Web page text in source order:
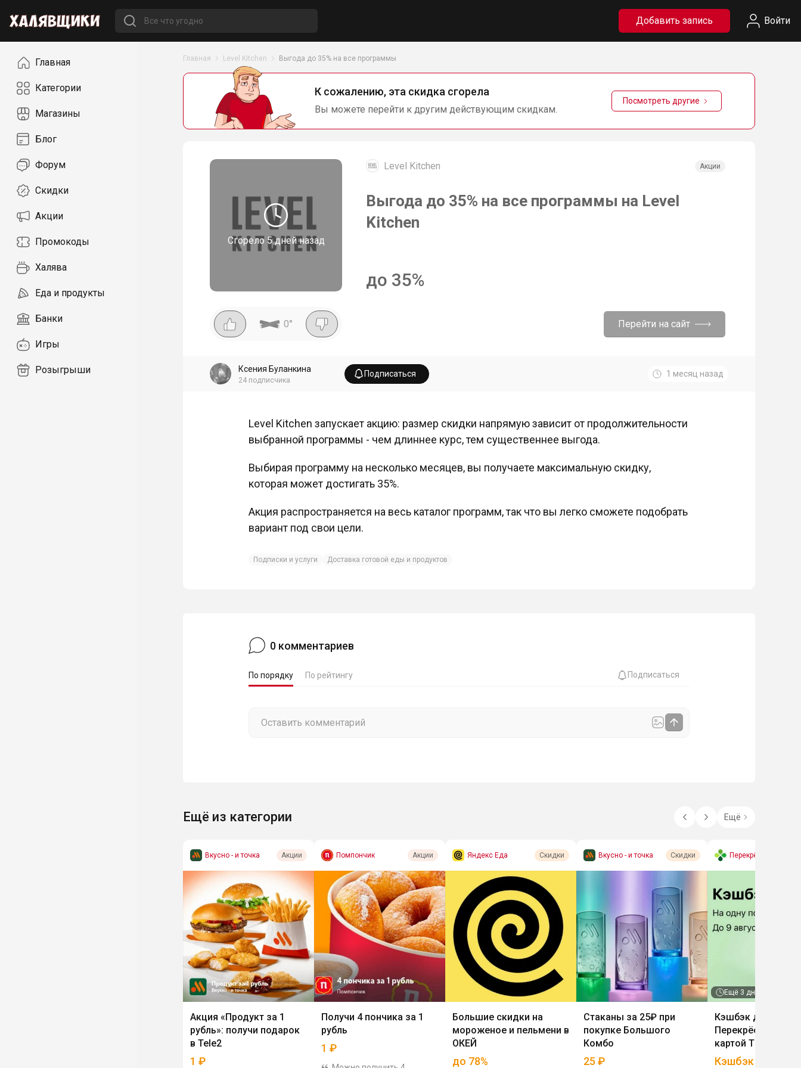
Добавить запись Войти
НавигацияГлавная
Категории
Магазины
Блог
Форум
Скидки
Акции
Промокоды
Халява
Еда и продукты
Банки
Игры
Розыгрыши
Главная Level Kitchen Выгода до 35% на все программы
К сожалению, эта скидка сгорела
Вы можете перейти к другим действующим скидкам.
Посмотреть другие
Сгорело 5 дней назад
Level Kitchen Акции
Выгода до 35% на все программы на Level
Kitchen
до 35%
0° Перейти на сайт
Ксения Буланкина
24 подписчика
Подписаться 1 месяц назад
Level Kitchen запускает акцию: размер скидки напрямую зависит от продолжительности
выбранной программы - чем длиннее курс, тем существеннее выгода.
Выбирая программу на несколько месяцев, вы получаете максимальную скидку,
которая может достигать 35%.
Акция распространяется на весь каталог программ, так что вы легко сможете подобрать
вариант под свои цели.
Подписки и услуги Доставка готовой еды и продуктов
0 комментариев
По порядку По рейтингу Подписаться
Ещё из категории Ещё
Вкусно - и точка Акции
Акция «Продукт за 1
рубль»: получи подарок
в Tele2
1 ₽
Помпончик Акции
Получи 4 пончика за 1
рубль
1 ₽
Яндекс Еда Скидки
Большие скидки на
мороженое и пельмени в
ОКЕЙ
до 78%
Вкусно - и точка Скидки
Стаканы за 25₽ при
покупке Большого
Комбо
25₽
Перекрёсток (экспре
Ещё 3 дн.
Кэшбэк до 42% в
Перекрёстке при
картой Т-Банка
Кэшбэк до 42%